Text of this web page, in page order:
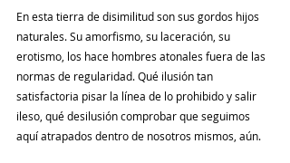
En esta tierra de disimilitud son sus gordos hijos
naturales. Su amorfismo, su laceración, su
erotismo, los hace hombres atonales fuera de las
normas de regularidad. Qué ilusión tan
satisfactoria pisar la línea de lo prohibido y salir
ileso, qué desilusión comprobar que seguimos
aquí atrapados dentro de nosotros mismos, aún.